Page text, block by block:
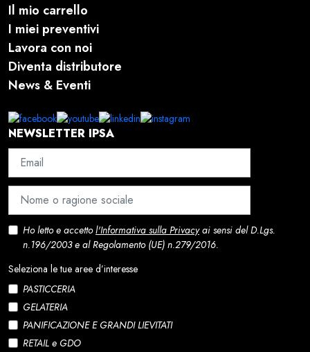
NEWSLETTER IPSA
Ho letto e accettol'Informativa sulla Privacyai sensi del D.Lgs.
n.196/2003 e al Regolamento (UE) n.279/2016.
Seleziona le tue aree d’interesse
PASTICCERIA
GELATERIA
PANIFICAZIONE E GRANDI LIEVITATI
RETAIL e GDO
Il mio carrello
I miei preventivi
Lavora con noi
Diventa distributore
News & Eventi